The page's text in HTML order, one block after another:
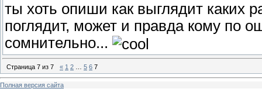
ты хоть опиши как выглядит каких
поглядит, может и правда кому по
сомнительно...
Страница 7 из 7 « 1 2 5 6 7
Полная версия сайта